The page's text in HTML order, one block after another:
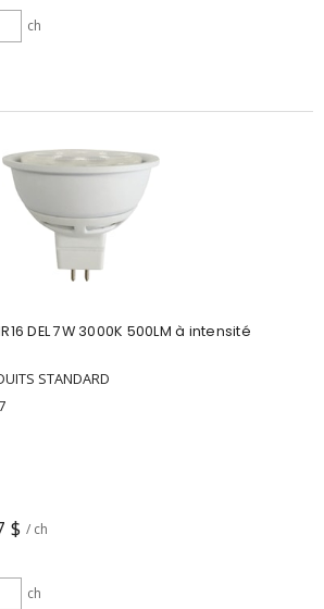
ch
DEL 7W 3000K 500LM à intensité
STANDARD
$ / ch
ch